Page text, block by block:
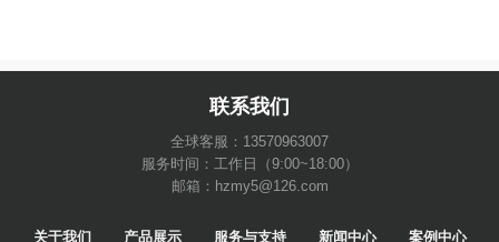
联系我们
全球客服：13570963007
服务时间：工作日（9:00~18:00）
邮箱：hzmy5@126.com
关于我们 产品展示 服务与支持 新闻中心 案例中心